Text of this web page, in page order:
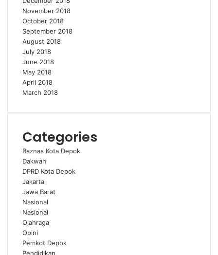
November 2018
October 2018
September 2018
August 2018
July 2018
June 2018
May 2018
April 2018
March 2018
Categories
Baznas Kota Depok
Dakwah
DPRD Kota Depok
Jakarta
Jawa Barat
Nasional
Nasional
Olahraga
Opini
Pemkot Depok
Pendidikan